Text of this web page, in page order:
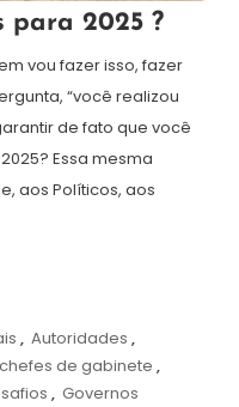
para 2025 ?
vou fazer isso, fazer
“você realizou
de fato que você
Essa mesma
aos Políticos, aos
, Autoridades ,
chefes de gabinete ,
, Governos